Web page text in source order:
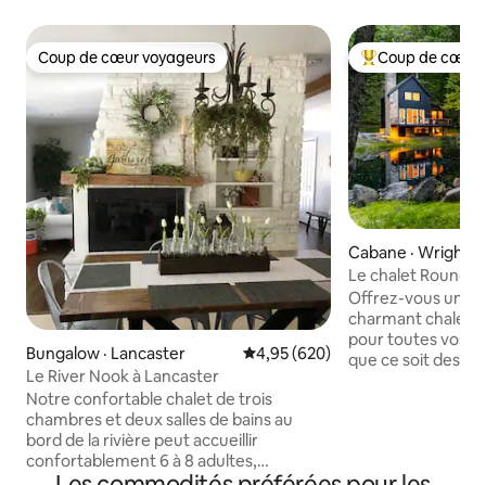
Coup de cœur voyageurs
Coup de cœur voyageurs
Bungalow · Lancaster Note moyenne de 4,95 sur 5,
4,95 (620)
Le River Nook à Lancaster
Notre confortable chalet de trois
chambres et deux salles de bains au
bord de la rivière peut accueillir
confortablement 6 à 8 adultes,
Coup de cœur
Coup de cœur
Cabane ·
Le chalet
pour couples)
Offrez-vous une
charmant chalet,
pour toutes vos
que ce soit des